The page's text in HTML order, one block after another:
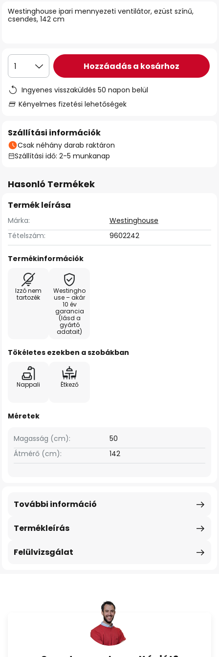
Westinghouse ipari mennyezeti ventilátor, ezüst színű,
csendes, 142 cm
1 Hozzáadás a kosárhoz
Ingyenes visszaküldés 50 napon belül
Kényelmes fizetési lehetőségek
Szállítási információk
Csak néhány darab raktáron
Szállítási idő: 2-5 munkanap
Hasonló Termékek
Termék leírása
Márka:
Westinghouse
Tételszám:
9602242
Termékinformációk
Izzó nem
tartozék
Westingho
use – akár
10 év
garancia
(lásd a
gyártó
adatait)
Tökéletes ezekben a szobákban
Nappali Étkező
Méretek
Magasság (cm):
50
Átmérő (cm):
142
Termékleírás
További információ
Felülvizsgálat